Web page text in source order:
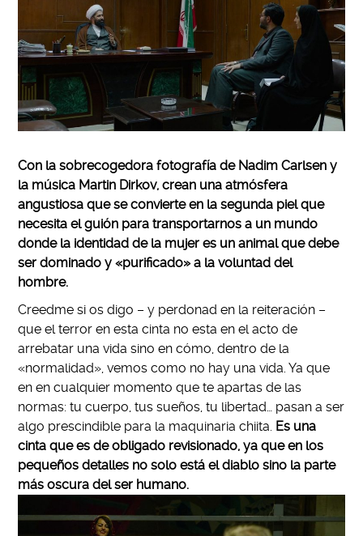
Con la sobrecogedora fotografía de Nadim Carlsen y
la música Martin Dirkov, crean una atmósfera
angustiosa que se convierte en la segunda piel que
necesita el guión para transportarnos a un mundo
donde la identidad de la mujer es un animal que debe
ser dominado y «purificado» a la voluntad del
hombre.
Creedme si os digo – y perdonad en la reiteración –
que el terror en esta cinta no esta en el acto de
arrebatar una vida sino en cómo, dentro de la
«normalidad», vemos como no hay una vida. Ya que
en en cualquier momento que te apartas de las
normas: tu cuerpo, tus sueños, tu libertad… pasan a ser
algo prescindible para la maquinaria chiita. Es una
cinta que es de obligado revisionado, ya que en los
pequeños detalles no solo está el diablo sino la parte
más oscura del ser humano.